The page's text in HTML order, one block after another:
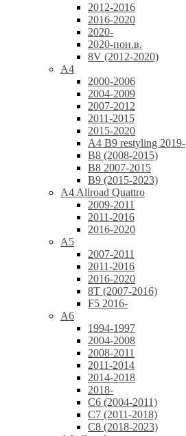
2012-2016
2016-2020
2020-
2020-пон.в.
8V (2012-2020)
A4
2000-2006
2004-2009
2007-2012
2011-2015
2015-2020
A4 B9 restyling 2019-
B8 (2008-2015)
B8 2007-2015
B9 (2015-2023)
A4 Allroad Quattro
2009-2011
2011-2016
2016-2020
A5
2007-2011
2011-2016
2016-2020
8T (2007-2016)
F5 2016-
A6
1994-1997
2004-2008
2008-2011
2011-2014
2014-2018
2018-
C6 (2004-2011)
C7 (2011-2018)
C8 (2018-2023)